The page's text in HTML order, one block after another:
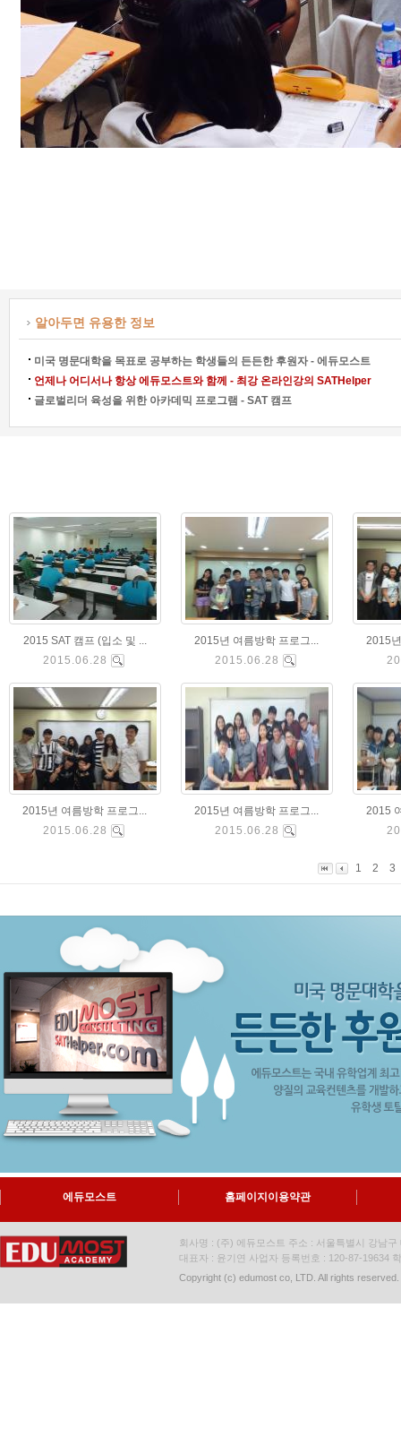
알아두면 유용한 정보
미국 명문대학을 목표로 공부하는 학생들의 든든한 후원자 - 에듀모스트
언제나 어디서나 항상 에듀모스트와 함께 - 최강 온라인강의 SATHelper
글로벌리더 육성을 위한 아카데믹 프로그램 - SAT 캠프
2015 SAT 캠프 (입소 및 ...
2015.06.28
2015년 여름방학 프로그...
2015.06.28
2015
2015년 여름방학 프로그...
2015.06.28
2015년 여름방학 프로그...
2015.06.28
2015
1 2 3
에듀모스트 홈페이지이용약관
회사명 : (주) 에듀모스트 주소 : 서울특별시 강남
대표자 : 윤기연 사업자 등록번호 : 120-87-19634
Copyright (c) edumost co, LTD. All rights reserved.